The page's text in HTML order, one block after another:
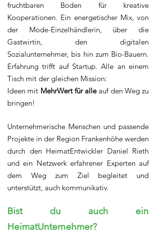
fruchtbaren Boden für kreative
Kooperationen. Ein energetischer Mix, von
der Mode-Einzelhändlerin, über die
Gastwirtin, den digitalen
Sozialunternehmer, bis hin zum Bio-Bauern.
Erfahrung trifft auf Startup. Alle an einem
Tisch mit der gleichen Mission:
Ideen mit MehrWert für alleauf den Weg zu
bringen!
Unternehmerische Menschen und passende
Projekte in der Region Frankenhöhe werden
durch den HeimatEntwickler Daniel Rieth
und ein Netzwerk erfahrener Experten auf
dem Weg zum Ziel begleitet und
unterstützt, auch kommunikativ.
Bist du auch ein
HeimatUnternehmer?